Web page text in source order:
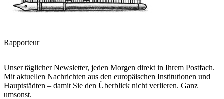
Rapporteur
Unser täglicher Newsletter, jeden Morgen direkt in Ihrem Postfach.
Mit aktuellen Nachrichten aus den europäischen Institutionen und
Hauptstädten – damit Sie den Überblick nicht verlieren. Ganz
umsonst.